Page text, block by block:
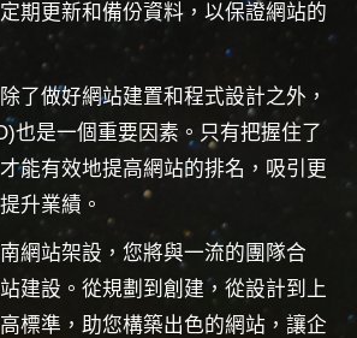
期更新和備份資料，以保證網站的
了做好網站建置和程式設計之外，
也是一個重要因素。只有把握住了
能有效地提高網站的排名，吸引更
升業績。
網站架設，您將與一流的團隊合
建設。從規劃到創建，從設計到上
標準，助您構築出色的網站，讓企